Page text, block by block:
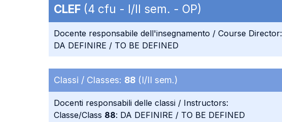
CLEF (4 cfu - I/II sem. - OP)
Docente responsabile dell'insegnamento / Course Director:
DA DEFINIRE / TO BE DEFINED
Classi / Classes: 88 (I/II sem.)
Docenti responsabili delle classi / Instructors:
Classe/Class 88: DA DEFINIRE / TO BE DEFINED